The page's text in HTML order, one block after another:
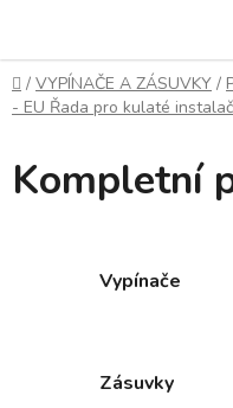
obsah
Domů
/ VYPÍNAČE A ZÁSUVKY /
- EU Řada pro kulaté
Kompletní
Vypínače
Zásuvky